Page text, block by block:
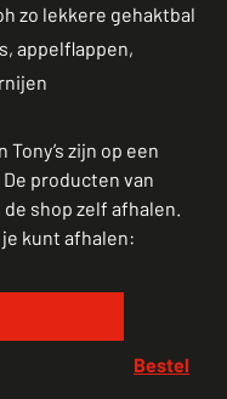
zo lekkere gehaktbal
appelflappen,
zijn op een
producten van
shop zelf afhalen.
kunt afhalen:
Bestel